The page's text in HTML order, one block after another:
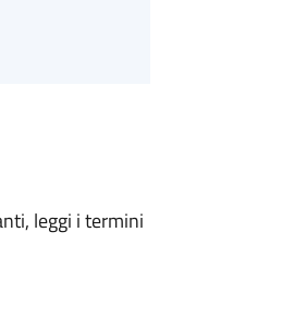
leggi i termini